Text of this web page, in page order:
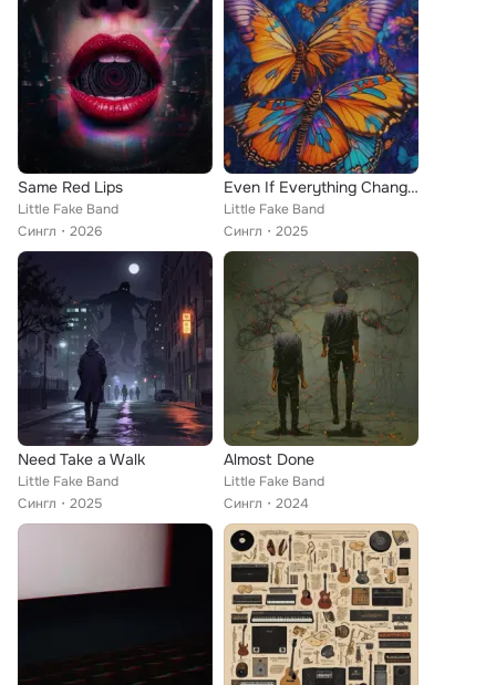
Same Red Lips
Little Fake Band
Сингл
2026
Even If Everything Changes
Little Fake Band
Сингл
2025
Need Take a Walk
Little Fake Band
Сингл
2025
Almost Done
Little Fake Band
Сингл
2024